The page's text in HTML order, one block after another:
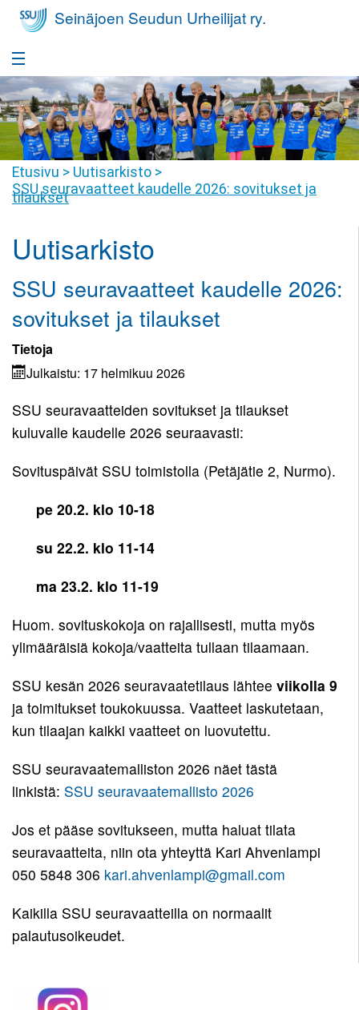
Seinäjoen Seudun Urheilijat ry.
Etusivu
Seura Takaisin
Seura
Seurafaktat
Jäsenyys
Tiimit
Seuravaatteet
rahasto
Kuvagalleria
Elisa
Kumppanuus
tekee
hyvää
UrheiluMehiläisen
kanssa
tarkoitus
Kirjaudu
Yleisurheilukoulu Takaisin
polku
Yleisurheilukoulu
Pikkumehiläiset
10-
vuotiaat
Pelisäännöt
Ohjaajat
Nuorisovalmennus
polku
SSU
Pelisäännöt
Valmentajat
ja
Huippu-urheilu Takaisin
Huippu-
urheilu
Paraurheilu
Kilpailutoiminta Takaisin
Kilpailutoiminta
Ohjeita
kilpailijoille
Stipendijärjestelmä
Seuraennätykset Takaisin
Miehet
22
Miehet
Miehet
Naiset
Takaisin
22
19
Naiset
17
15
14
Pojat
13
Pojat
12
Pojat
Pojat
Pojat
9
Tytöt
14
13
Tytöt
12
Tytöt
11
10
Tytöt
Uutisarkisto
Yhteystiedot Takaisin
Yhteystiedot
Ota
Etusivu > Uutisarkisto >
SSU seuravaatteet kaudelle 2026: sovitukset ja
tilaukset
Uutisarkisto
SSU seuravaatteet kaudelle 2026:
sovitukset ja tilaukset
Tietoja
Julkaistu: 17 helmikuu 2026
SSU seuravaatteiden sovitukset ja tilaukset
kuluvalle kaudelle 2026 seuraavasti:
Sovituspäivät SSU toimistolla (Petäjätie 2, Nurmo).
pe 20.2. klo 10-18
su 22.2. klo 11-14
ma 23.2. klo 11-19
Huom. sovituskokoja on rajallisesti, mutta myös
ylimääräisiä kokoja/vaatteita tullaan tilaamaan.
SSU kesän 2026 seuravaatetilaus lähtee viikolla 9
ja toimitukset toukokuussa. Vaatteet laskutetaan,
kun tilaajan kaikki vaatteet on luovutettu.
SSU seuravaatemalliston 2026 näet tästä
linkistä: SSU seuravaatemallisto 2026
Jos et pääse sovitukseen, mutta haluat tilata
seuravaatteita, niin ota yhteyttä Kari Ahvenlampi
050 5848 306 kari.ahvenlampi@gmail.com
Kaikilla SSU seuravaatteilla on normaalit
palautusoikeudet.